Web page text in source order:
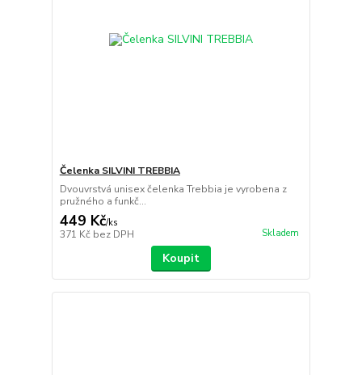
Čelenka SILVINI TREBBIA
Dvouvrstvá unisex čelenka Trebbia je vyrobena z
pružného a funkč...
449 Kč/ks
371 Kč bez DPH Skladem
Koupit